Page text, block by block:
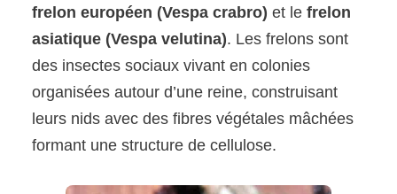
frelon européen (Vespa crabro) et lefrelon
asiatique (Vespa velutina). Les frelons sont
des insectes sociaux vivant en colonies
organisées autour d’une reine, construisant
leurs nids avec des fibres végétales mâchées
formant une structure de cellulose.